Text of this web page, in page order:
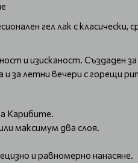
гел лак с
и изисканост. Създаден
за летни вечери с горещи
Карибите.
максимум два слоя.
и равномерно нанасяне.